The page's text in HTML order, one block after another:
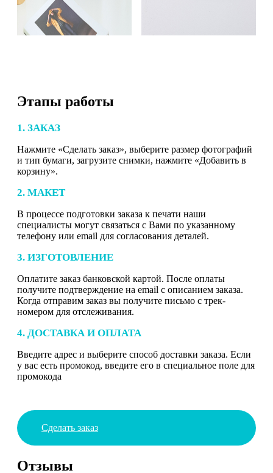
Этапы работы
1. ЗАКАЗ
Нажмите «Сделать заказ», выберите размер фотографий
и тип бумаги, загрузите снимки, нажмите «Добавить в
корзину».
2. МАКЕТ
В процессе подготовки заказа к печати наши
специалисты могут связаться с Вами по указанному
телефону или email для согласования деталей.
3. ИЗГОТОВЛЕНИЕ
Оплатите заказ банковской картой. После оплаты
получите подтверждение на email с описанием заказа.
Когда отправим заказ вы получите письмо с трек-
номером для отслеживания.
4. ДОСТАВКА И ОПЛАТА
Введите адрес и выберите способ доставки заказа. Если
у вас есть промокод, введите его в специальное поле для
промокода
Сделать заказ
Отзывы